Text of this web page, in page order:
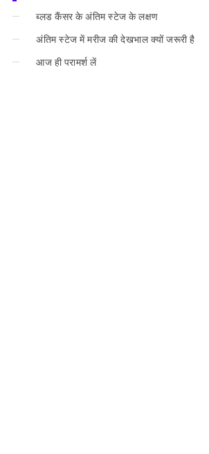
ब्लड कैंसर के अंतिम स्टेज के लक्षण
अंतिम स्टेज में मरीज की देखभाल क्यों जरूरी है
आज ही परामर्श लें